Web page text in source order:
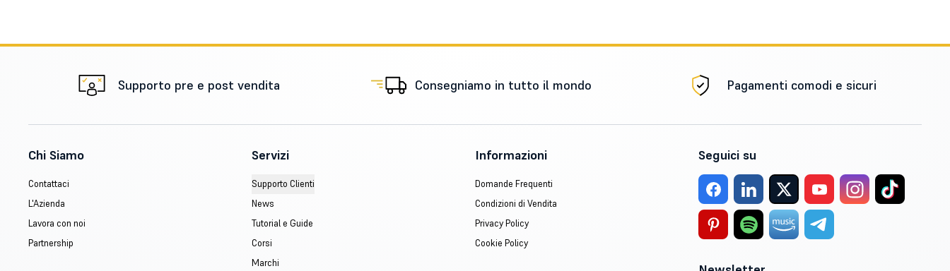
Supporto pre e post vendita Consegniamo in tutto il mondo Pagamenti comodi e sicuri
Chi Siamo
Contattaci
L'Azienda
Lavora con noi
Partnership
Servizi
Supporto Clienti
News
Tutorial e Guide
Corsi
Marchi
Informazioni
Domande Frequenti
Condizioni di Vendita
Privacy Policy
Cookie Policy
Seguici su